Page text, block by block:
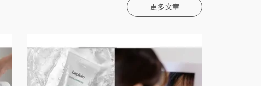
更多文章